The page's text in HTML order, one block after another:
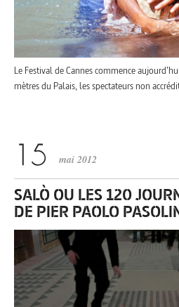
Le Festival de Cannes commence
mètres du Palais, les spectateurs non
mai 2012
SALÒ OU LES 120
DE PIER PAOLO